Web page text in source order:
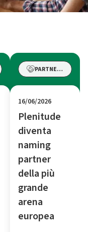
PARTNERSHIP
16/06/2026
Plenitude
diventa
naming
partner
della più
grande
arena
europea